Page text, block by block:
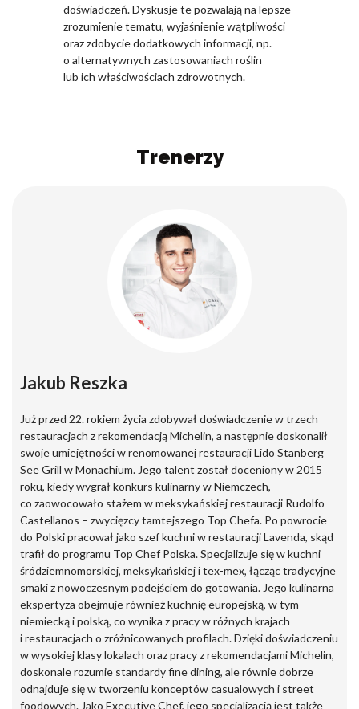
doświadczeń. Dyskusje te pozwalają na lepsze
zrozumienie tematu, wyjaśnienie wątpliwości
oraz zdobycie dodatkowych informacji, np.
o alternatywnych zastosowaniach roślin
lub ich właściwościach zdrowotnych.
Trenerzy
Jakub Reszka
Już przed 22. rokiem życia zdobywał doświadczenie w trzech
restauracjach z rekomendacją Michelin, a następnie doskonalił
swoje umiejętności w renomowanej restauracji Lido Stanberg
See Grill w Monachium. Jego talent został doceniony w 2015
roku, kiedy wygrał konkurs kulinarny w Niemczech,
co zaowocowało stażem w meksykańskiej restauracji Rudolfo
Castellanos – zwycięzcy tamtejszego Top Chefa. Po powrocie
do Polski pracował jako szef kuchni w restauracji Lavenda, skąd
trafił do programu Top Chef Polska. Specjalizuje się w kuchni
śródziemnomorskiej, meksykańskiej i tex-mex, łącząc tradycyjne
smaki z nowoczesnym podejściem do gotowania. Jego kulinarna
ekspertyza obejmuje również kuchnię europejską, w tym
niemiecką i polską, co wynika z pracy w różnych krajach
i restauracjach o zróżnicowanych profilach. Dzięki doświadczeniu
w wysokiej klasy lokalach oraz pracy z rekomendacjami Michelin,
doskonale rozumie standardy fine dining, ale równie dobrze
odnajduje się w tworzeniu konceptów casualowych i street
foodowych. Jako Executive Chef, jego specjalizacją jest także